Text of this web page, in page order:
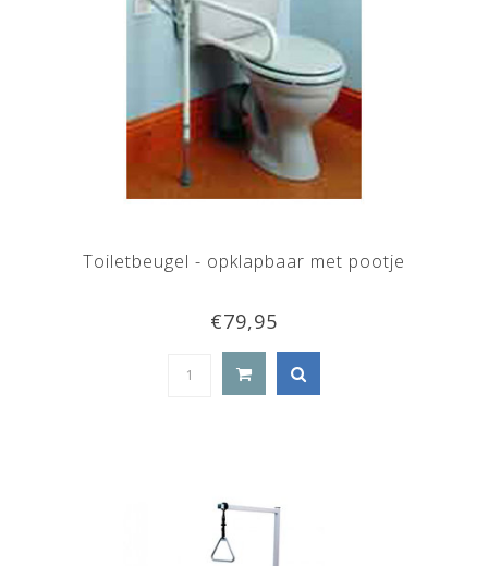
Toiletbeugel - opklapbaar met pootje
€79,95